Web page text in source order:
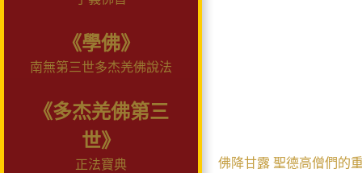
《學佛》
南無第三世多杰羌佛說法
《多杰羌佛第三
世》
正法寶典 佛降甘露 聖德高僧們的